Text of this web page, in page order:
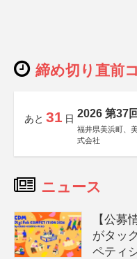
締め切り直前
あと 31 日 2026 第37
福井県美浜町、
式会社
ニュース
【公募
がタッ
ペティ